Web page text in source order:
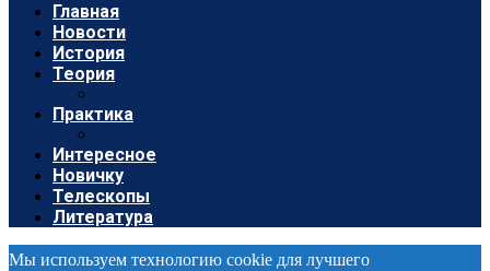
Главная
Новости
История
Теория
Практика
Интересное
Новичку
Телескопы
Литература
Мы используем технологию cookie для лучшего